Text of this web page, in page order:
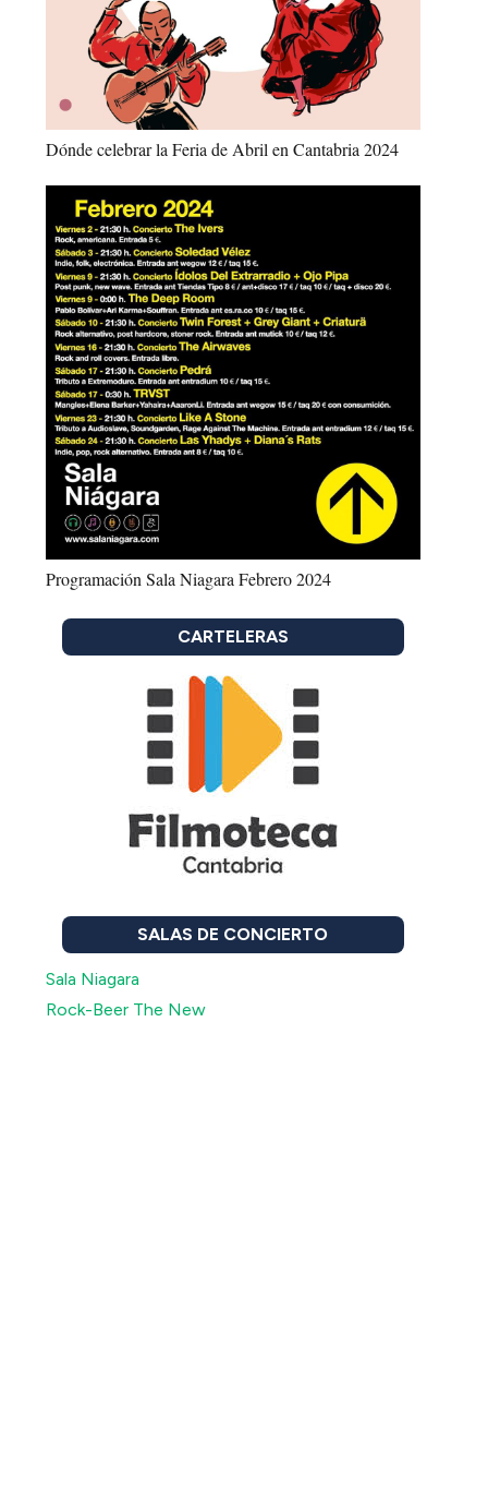
Dónde celebrar la Feria de Abril en Cantabria 2024
Programación Sala Niagara Febrero 2024
CARTELERAS
SALAS DE CONCIERTO
Sala Niagara
Rock-Beer The New